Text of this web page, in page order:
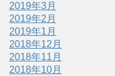
2019年3月
2019年2月
2019年1月
2018年12月
2018年11月
2018年10月